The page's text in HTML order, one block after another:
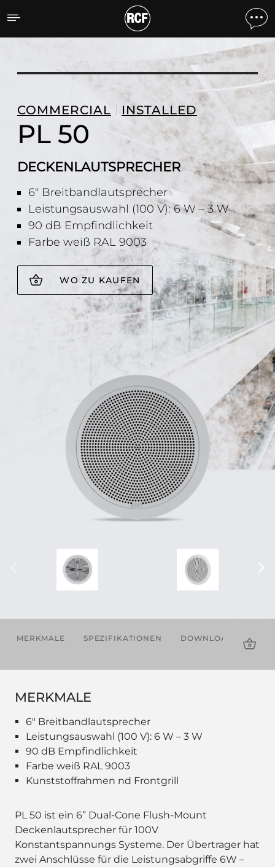
PL 50
COMMERCIAL INSTALLED
PL 50
DECKENLAUTSPRECHER
6" Breitbandlautsprecher
Leistungsauswahl (100 V): 6 W – 3 W
90 dB Empfindlichkeit
Farbe weiß RAL 9003
WO ZU KAUFEN
MERKMALE SPEZIFIKATIONEN DOWNLOADS
MERKMALE
6" Breitbandlautsprecher
Leistungsauswahl (100 V): 6 W – 3 W
90 dB Empfindlichkeit
Farbe weiß RAL 9003
Kunststoffrahmen nd Frontgrill
PL 50 ist ein 6” Dual-Cone Flush-Mount
Deckenlautsprecher für 100V
Konstantspannungs Systeme. Der Übertrager hat
zwei Anschlüsse für die Leistungsabgriffe 6W –